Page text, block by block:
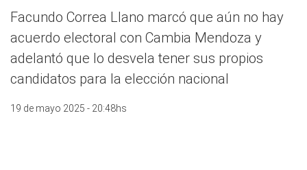
Facundo Correa Llano marcó que aún no hay
acuerdo electoral con Cambia Mendoza y
adelantó que lo desvela tener sus propios
candidatos para la elección nacional
19 de mayo 2025 - 20:48hs